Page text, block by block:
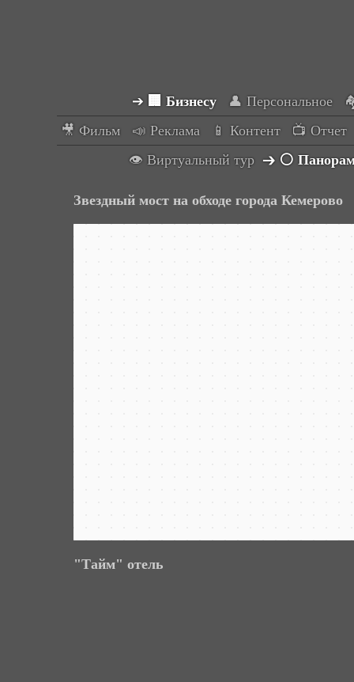
➔ 🏢 Бизнесy 👤 Персональное
🎥 Фильм
📣 Реклама 📱 Контент
📺 Отчет
👁 Виртуальный тур ➔ ⚪
Звездный мост на обходе города Кемерово
"Тайм" отель